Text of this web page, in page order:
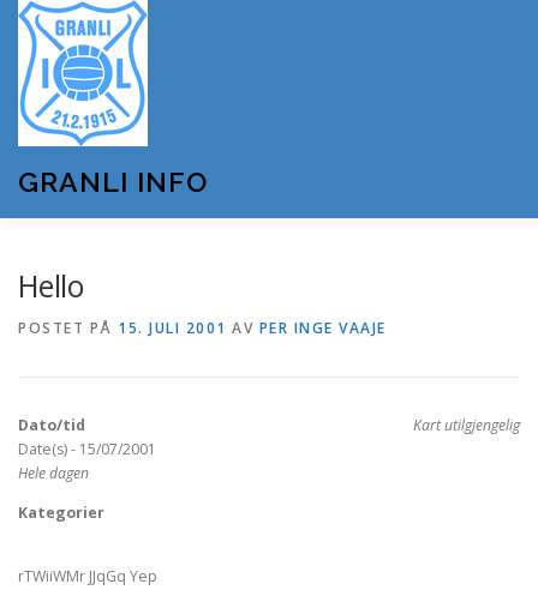
innhold
GRANLI INFO
OM GRANLI INFO
Hello
POSTET PÅ 15. JULI 2001 AV PER INGE VAAJE
Kart utilgjengelig
Dato/tid
Date(s) - 15/07/2001
Hele dagen
Kategorier
rTWiiWMr JJqGq Yep